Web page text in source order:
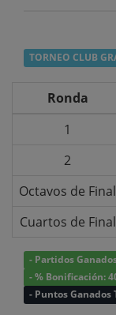
TORNEO CLUB
Ronda
1
2
Octavos de Final
Cuartos de Final
- Partidos
- % Bonificación:
- Puntos Ganados